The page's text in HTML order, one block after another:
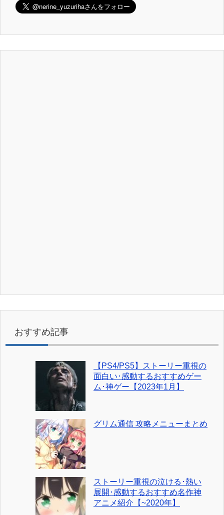
おすすめ記事
【PS4/PS5】ストーリー重視の
面白い･感動するおすすめゲー
ム･神ゲー【2023年1月】
グリム通信 攻略メニューまとめ
ストーリー重視の泣ける･熱い
展開･感動するおすすめ名作神
アニメ紹介【~2020年】